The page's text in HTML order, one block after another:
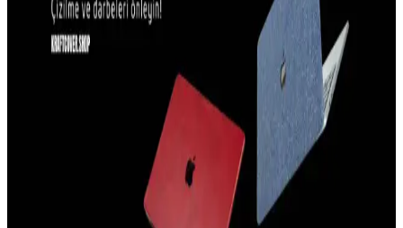
iPhone 14 Plus için En İyi Dayanıklı ve Estetik Kılıf
Tavsiyeleri
İPhone 14 Plus için dayanıklı, şık ve koruma sağlayan kılıf
önerileriyle cihazınızı güvenle kullanın, malzeme ve tasarım
seçenekleriyle kişisel tarzınıza uygun modelleri keşfedin.
iPhone 15 Pro Kamera Koruma Kılıfları: Tasarım
iPhone 15 Pro için tasarlanan kamera koruma kılıfları, lensleri
çizilmelere ve darbelere karşı korurken, hafif ve estetik yapısıyla
kullanım kolaylığı sağlar.